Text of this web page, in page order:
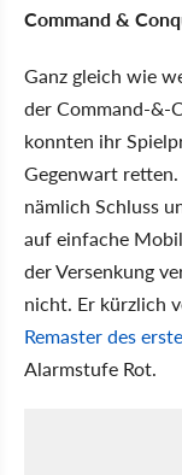
Command &
Ganz gleich wie
der Command-&-
konnten ihr
Gegenwart
nämlich Schluss
auf einfache
der Versenkung
nicht. Er kürzlich
Remaster des
Alarmstufe Rot.